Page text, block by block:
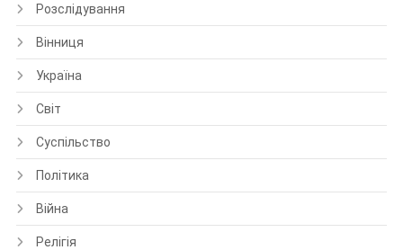
Розслідування
Вінниця
Україна
Світ
Суспільство
Політика
Війна
Релігія